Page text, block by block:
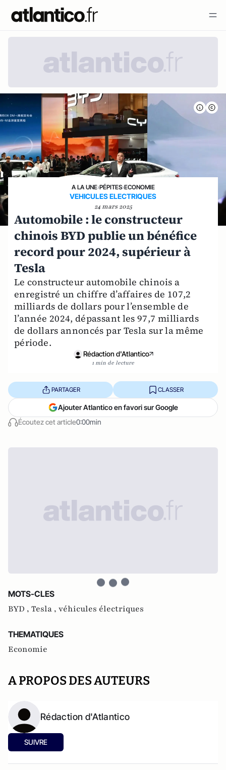
A LA UNE›PÉPITES›ECONOMIE
VEHICULES ELECTRIQUES
24 mars 2025
Automobile : le constructeur
chinois BYD publie un bénéfice
record pour 2024, supérieur à
Tesla
Le constructeur automobile chinois a
enregistré un chiffre d’affaires de 107,2
milliards de dollars pour l’ensemble de
l’année 2024, dépassant les 97,7 milliards
de dollars annoncés par Tesla sur la même
période.
Rédaction d'Atlantico
1 min de lecture
Écoutez cet article0:00min
PARTAGER CLASSER
Ajouter Atlantico en favori sur Google
MOTS-CLES
BYD , Tesla , véhicules électriques
THEMATIQUES
Economie
A PROPOS DES AUTEURS
Rédaction d'Atlantico
SUIVRE